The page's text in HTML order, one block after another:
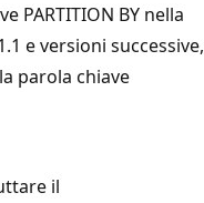
PARTITION BY nella
e versioni successive,
parola chiave
il